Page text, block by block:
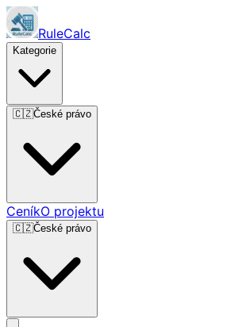
RuleCalc
Kategorie
🇨🇿České právo
CeníkO projektu
🇨🇿České právo